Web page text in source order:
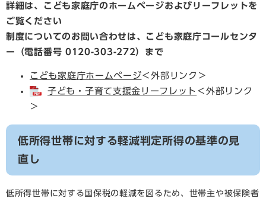
詳細は、こども家庭庁のホームページおよびリーフレットを
ご覧ください
制度についてのお問い合わせは、こども家庭庁コールセンタ
ー（電話番号 0120-303-272）まで
こども家庭庁ホームページ＜外部リンク＞
子ども・子育て支援金リーフレット ＜外部リンク
＞
低所得世帯に対する軽減判定所得の基準の見
直し
低所得世帯に対する国保税の軽減を図るため、世帯主や被保険者